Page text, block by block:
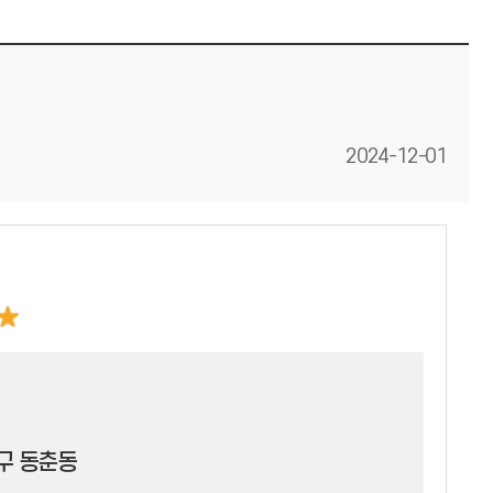
등록일
2024-12-01
동춘동